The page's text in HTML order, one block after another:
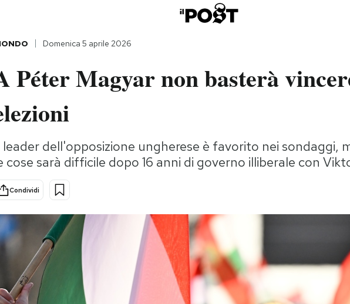
2026
Domenica 5 aprile 2026
Péter Magyar non basterà
leader dell'opposizione ungherese è favorito nei sondaggi,
cose sarà difficile dopo 16 anni di governo illiberale con
Condividi